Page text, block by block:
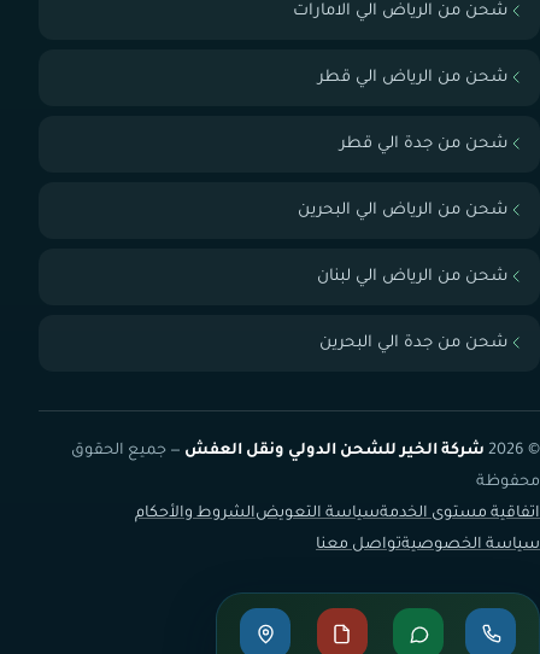
شحن من الرياض الي الامارات
شحن من الرياض الي قطر
شحن من جدة الي قطر
شحن من الرياض الي البحرين
شحن من الرياض الي لبنان
شحن من جدة الي البحرين
© 2026 شركة الخير للشحن الدولي ونقل العفش — جميع الحقوق
محفوظة
اتفاقية مستوى الخدمةسياسة التعويضالشروط والأحكام
سياسة الخصوصيةتواصل معنا